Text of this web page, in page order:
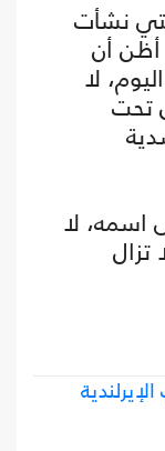
نشأت
أظن أن
لا
تحت
اسمه، لا
تزال